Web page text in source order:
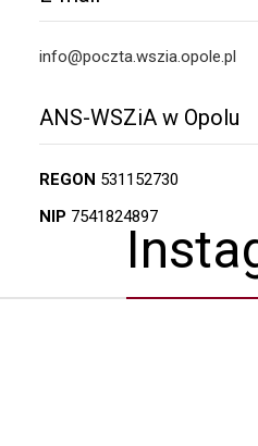
info@poczta.wszia.opole.pl
ANS-WSZiA w Opolu
REGON 531152730
NIP 7541824897